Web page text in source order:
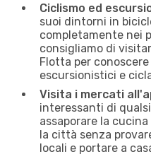
Ciclismo ed
suoi dintorni in
completamente nei
consigliamo di
Flotta per
escursionistici e
Visita i mercati
interessanti di
assaporare la
la città senza
locali e portare a